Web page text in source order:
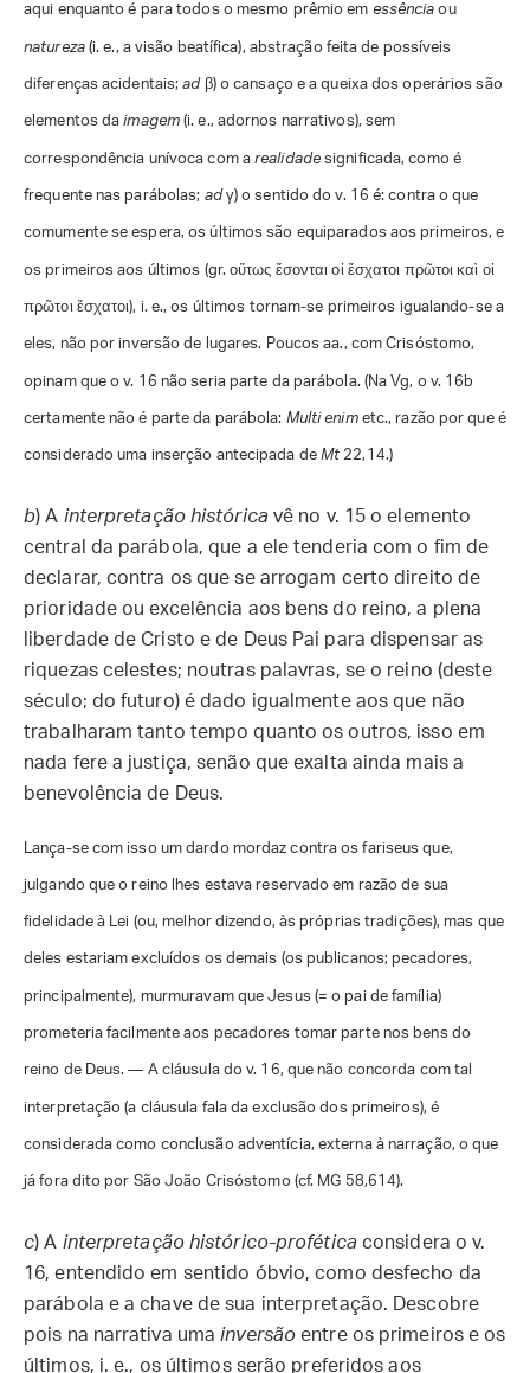
aqui enquanto é para todos o mesmo prêmio em essência ou
natureza(i. e., a visão beatífica), abstração feita de possíveis
diferenças acidentais;adβ) o cansaço e a queixa dos operários são
elementos daimagem(i. e., adornos narrativos), sem
correspondência unívoca com arealidadesignificada, como é
frequente nas parábolas; adγ) o sentido do v. 16 é: contra o que
comumente se espera, os últimos são equiparados aos primeiros, e
os primeiros aos últimos (gr. οὕτως ἔσονται οἱ ἔσχατοι πρῶτοι καὶ οἱ
πρῶτοι ἔσχατοι), i. e., os últimos tornam-se primeiros igualando-se a
eles, não por inversão de lugares. Poucos aa., com Crisóstomo,
opinam que o v. 16 não seria parte da parábola. (Na Vg, o v. 16b
certamente não é parte da parábola: Multi enimetc., razão por que é
considerado uma inserção antecipada de Mt 22,14.)
b) A interpretação históricavê no v. 15 o elemento
central da parábola, que a ele tenderia com o fim de
declarar, contra os que se arrogam certo direito de
prioridade ou excelência aos bens do reino, a plena
liberdade de Cristo e de Deus Pai para dispensar as
riquezas celestes; noutras palavras, se o reino (deste
século; do futuro) é dado igualmente aos que não
trabalharam tanto tempo quanto os outros, isso em
nada fere a justiça, senão que exalta ainda mais a
benevolência de Deus.
Lança-se com isso um dardo mordaz contra os fariseus que,
julgando que o reino lhes estava reservado em razão de sua
fidelidade à Lei (ou, melhor dizendo, às próprias tradições), mas que
deles estariam excluídos os demais (os publicanos; pecadores,
principalmente), murmuravam que Jesus (= o pai de família)
prometeria facilmente aos pecadores tomar parte nos bens do
reino de Deus. — A cláusula do v. 16, que não concorda com tal
interpretação (a cláusula fala da exclusão dos primeiros), é
considerada como conclusão adventícia, externa à narração, o que
já fora dito por São João Crisóstomo (cf. MG 58,614).
c) A interpretação histórico-proféticaconsidera o v.
16, entendido em sentido óbvio, como desfecho da
parábola e a chave de sua interpretação. Descobre
pois na narrativa umainversão entre os primeiros e os
últimos, i. e., os últimos serão preferidos aos